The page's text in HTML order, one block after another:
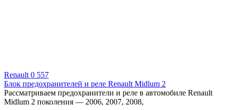
Renault 0 557
Блок предохранителей и реле Renault Midlum 2
Рассматриваем предохранители и реле в автомобиле Renault
Midlum 2 поколения — 2006, 2007, 2008,